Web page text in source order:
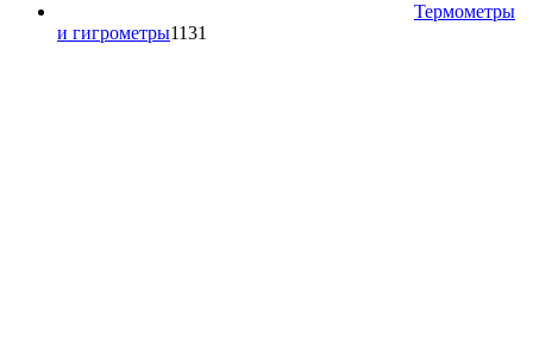
Термометры
и гигрометры1131